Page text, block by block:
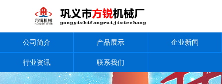
公司简介 产品展示 企业新闻
行业资讯 联系我们